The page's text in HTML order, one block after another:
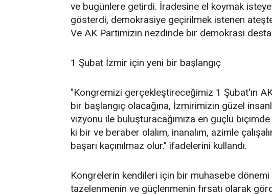
ve bugünlere getirdi. İradesine el koymak
gösterdi, demokrasiye geçirilmek istenen
Ve AK Partimizin nezdinde bir demokrasi
1 Şubat İzmir için yeni bir başlangıç
"Kongremizi gerçekleştireceğimiz 1 Şubat'ın
bir başlangıç olacağına, İzmirimizin güzel
vizyonu ile buluşturacağımıza en güçlü
ki bir ve beraber olalım, inanalım, azimle
başarı kaçınılmaz olur." ifadelerini kullandı.
Kongrelerin kendileri için bir muhasebe
tazelenmenin ve güçlenmenin fırsatı olarak